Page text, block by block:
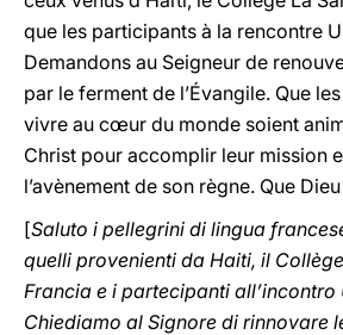
que les participants à la rencontre
Demandons au Seigneur de
par le ferment de l’Évangile. Que
vivre au cœur du monde soient
Christ pour accomplir leur mission
l’avènement de son règne. Que
[Saluto i pellegrini di lingua
quelli provenienti da Haiti, il
Francia e i partecipanti all’incontro
Chiediamo al Signore di rinnovare